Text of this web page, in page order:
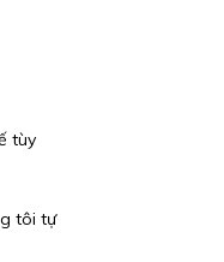
tùy
tôi tự